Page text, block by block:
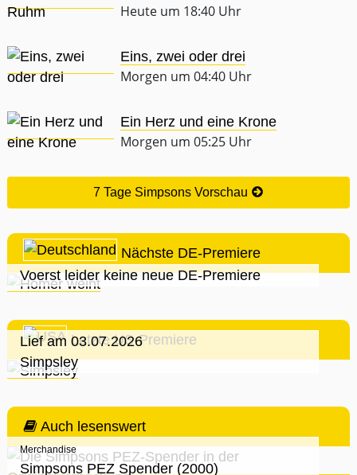
Heute um 18:40 Uhr
Eins, zwei oder drei
Morgen um 04:40 Uhr
Ein Herz und eine Krone
Morgen um 05:25 Uhr
7 Tage Simpsons Vorschau
Nächste DE-Premiere
Voerst leider keine neue DE-Premiere
Letzte US-Premiere
Lief am 03.07.2026
Simpsley
Auch lesenswert
Merchandise
Simpsons PEZ Spender (2000)